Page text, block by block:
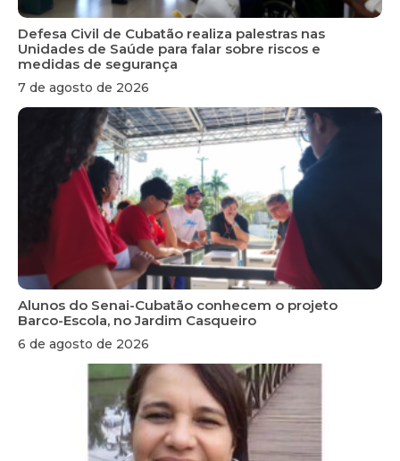
Defesa Civil de Cubatão realiza palestras nas
Unidades de Saúde para falar sobre riscos e
medidas de segurança
7 de agosto de 2026
Alunos do Senai-Cubatão conhecem o projeto
Barco-Escola, no Jardim Casqueiro
6 de agosto de 2026